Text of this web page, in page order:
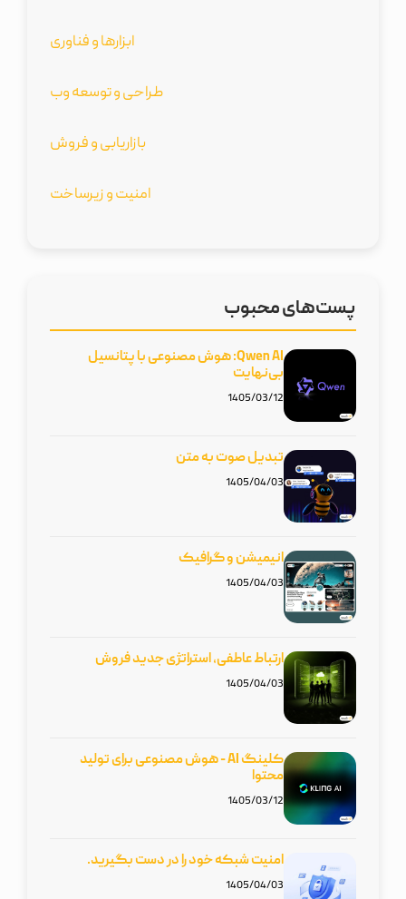
ابزارها و فناوری
طراحی و توسعه وب
بازاریابی و فروش
امنیت و زیرساخت
پست‌های محبوب
Qwen AI: هوش مصنوعی با پتانسیل
بی‌نهایت
1405/03/12
تبدیل صوت به متن
1405/04/03
انیمیشن و گرافیک
1405/04/03
ارتباط عاطفی، استراتژی جدید فروش
1405/04/03
کلینگ AI - هوش مصنوعی برای تولید
محتوا
1405/03/12
امنیت شبکه‌ خود را در دست بگیرید.
1405/04/03